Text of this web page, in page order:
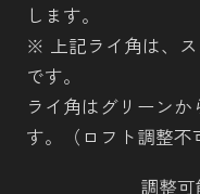
します。
※ 上記ライ角は、
です。
ライ角はグリーン
す。（ロフト調整不